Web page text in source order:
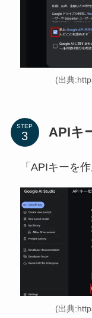
(出典
STEP APIキ
「APIキーを
(出典